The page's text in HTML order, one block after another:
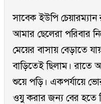
সাবেক ইউপি
আমার ছেলেরা পরিবার
মেয়ের বাসায় বেড়াতে
বাড়িতেই ছিলাম। রাতে
শুয়ে পড়ি। একপর্যায়ে
ওযু করার জন্য বের হতে